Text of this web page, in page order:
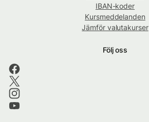
IBAN-koder
Kursmeddelanden
Jämför valutakurser
Följ oss